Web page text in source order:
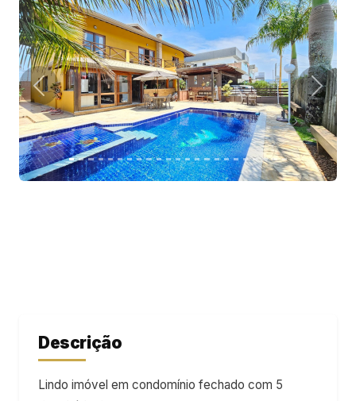
Descrição
Lindo imóvel em condomínio fechado com 5